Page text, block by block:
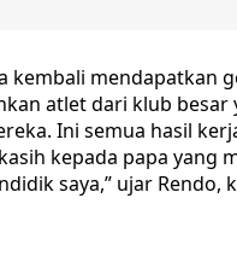
kembali mendapatkan
atlet dari klub
Ini semua hasil
kepada papa yang
saya,” ujar Rendo,